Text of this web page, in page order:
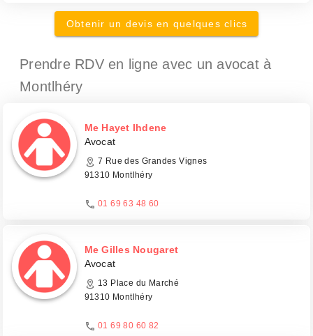
Obtenir un devis en quelques clics
Prendre RDV en ligne avec un avocat à
Montlhéry
Me Hayet Ihdene
Avocat
7 Rue des Grandes Vignes
91310 Montlhéry
01 69 63 48 60
Me Gilles Nougaret
Avocat
13 Place du Marché
91310 Montlhéry
01 69 80 60 82